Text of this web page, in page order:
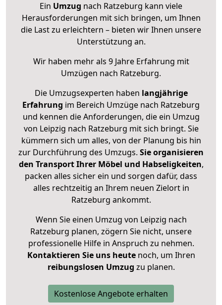
Ein Umzug nach Ratzeburg kann viele
Herausforderungen mit sich bringen, um Ihnen
die Last zu erleichtern – bieten wir Ihnen unsere
Unterstützung an.
Wir haben mehr als 9 Jahre Erfahrung mit
Umzügen nach Ratzeburg.
Die Umzugsexperten haben langjährige
Erfahrung im Bereich Umzüge nach Ratzeburg
und kennen die Anforderungen, die ein Umzug
von Leipzig nach Ratzeburg mit sich bringt. Sie
kümmern sich um alles, von der Planung bis hin
zur Durchführung des Umzugs. Sie organisieren
den Transport Ihrer Möbel und Habseligkeiten,
packen alles sicher ein und sorgen dafür, dass
alles rechtzeitig an Ihrem neuen Zielort in
Ratzeburg ankommt.
Wenn Sie einen Umzug von Leipzig nach
Ratzeburg planen, zögern Sie nicht, unsere
professionelle Hilfe in Anspruch zu nehmen.
Kontaktieren Sie uns heutenoch, um Ihren
reibungslosen Umzug zu planen.
Kostenlose Angebote erhalten